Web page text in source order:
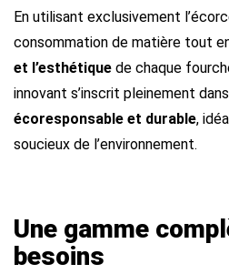
En utilisant exclusivement
consommation de matière tout
et l’esthétique de chaque
innovant s’inscrit pleinement
écoresponsable et durable,
soucieux de l’environnement.
Une gamme
besoins